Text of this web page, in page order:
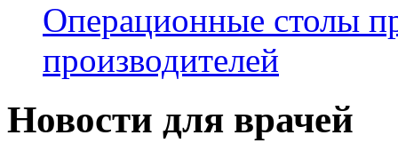
Операционные столы
производителей
Новости для врачей